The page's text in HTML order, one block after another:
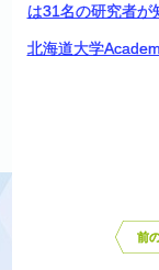
は31名の研究者が
北海道大学
前